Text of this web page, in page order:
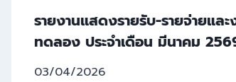
รายงานแสดงรายรับ-รายจ่ายและ
ทดลอง ประจำเดือน มีนาคม
03/04/2026